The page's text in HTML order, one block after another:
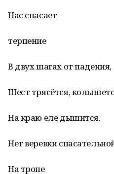
Нас спасает
терпение
В двух шагах от падения,
Шест трясётся,
На краю еле дышится.
Нет веревки
На тропе